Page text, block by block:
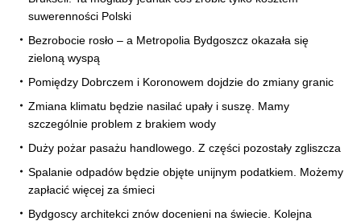
suwerenności Polski
Bezrobocie rosło – a Metropolia Bydgoszcz okazała się
zieloną wyspą
Pomiędzy Dobrczem i Koronowem dojdzie do zmiany granic
Zmiana klimatu będzie nasilać upały i suszę. Mamy
szczególnie problem z brakiem wody
Duży pożar pasażu handlowego. Z części pozostały zgliszcza
Spalanie odpadów będzie objęte unijnym podatkiem. Możemy
zapłacić więcej za śmieci
Bydgoscy architekci znów docenieni na świecie. Kolejna